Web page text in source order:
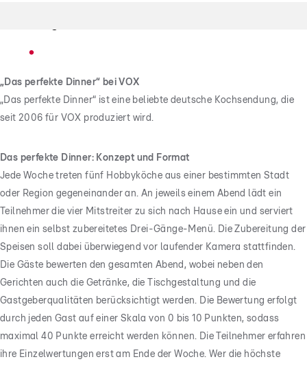
„Das perfekte Dinner“ bei VOX
„Das perfekte Dinner“ ist eine beliebte deutsche Kochsendung, die
seit 2006 für VOX produziert wird.
Das perfekte Dinner: Konzept und Format
Jede Woche treten fünf Hobbyköche aus einer bestimmten Stadt
oder Region gegeneinander an. An jeweils einem Abend lädt ein
Teilnehmer die vier Mitstreiter zu sich nach Hause ein und serviert
ihnen ein selbst zubereitetes Drei-Gänge-Menü. Die Zubereitung der
Speisen soll dabei überwiegend vor laufender Kamera stattfinden.
Die Gäste bewerten den gesamten Abend, wobei neben den
Gerichten auch die Getränke, die Tischgestaltung und die
Gastgeberqualitäten berücksichtigt werden. Die Bewertung erfolgt
durch jeden Gast auf einer Skala von 0 bis 10 Punkten, sodass
maximal 40 Punkte erreicht werden können. Die Teilnehmer erfahren
ihre Einzelwertungen erst am Ende der Woche. Wer die höchste